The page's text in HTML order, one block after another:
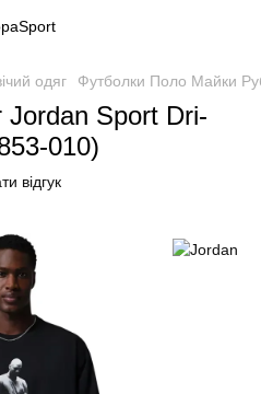
одяг Футболки Поло Майки
Jordan Sport Dri-
010)
відгук